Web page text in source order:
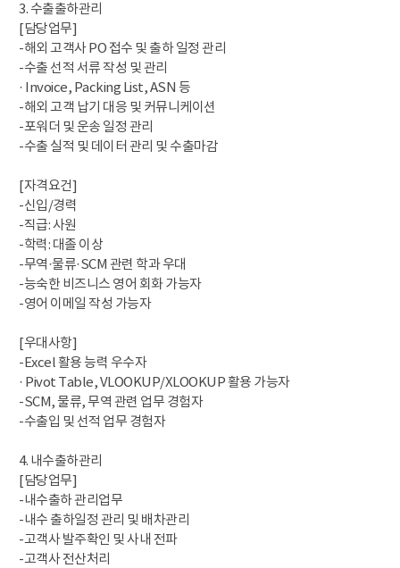
3. 수출출하관리
[담당업무]
-해외 고객사 PO 접수 및 출하 일정 관리
-수출 선적 서류 작성 및 관리
· Invoice, Packing List, ASN 등
-해외 고객 납기 대응 및 커뮤니케이션
-포워더 및 운송 일정 관리
-수출 실적 및 데이터 관리 및 수출마감
[자격요건]
-신입/경력
-직급: 사원
-학력: 대졸 이상
-무역·물류·SCM 관련 학과 우대
-능숙한 비즈니스 영어 회화 가능자
-영어 이메일 작성 가능자
[우대사항]
-Excel 활용 능력 우수자
· Pivot Table, VLOOKUP/XLOOKUP 활용 가능자
-SCM, 물류, 무역 관련 업무 경험자
-수출입 및 선적 업무 경험자
4. 내수출하관리
[담당업무]
-내수출하 관리업무
-내수 출하일정 관리 및 배차관리
-고객사 발주확인 및 사내 전파
-고객사 전산처리